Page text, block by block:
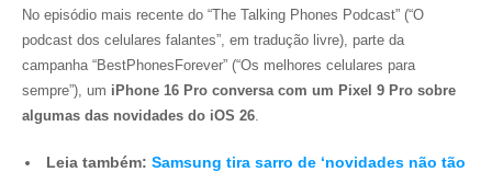
No episódio mais recente do “The Talking Phones Podcast” (“O
podcast dos celulares falantes”, em tradução livre), parte da
campanha “BestPhonesForever” (“Os melhores celulares para
sempre”), um iPhone 16 Pro conversa com um Pixel 9 Pro sobre
algumas das novidades do iOS 26.
Leia também: Samsung tira sarro de ‘novidades não tão